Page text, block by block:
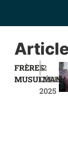
FRÈRES
MUSULMANS
|
12
2025